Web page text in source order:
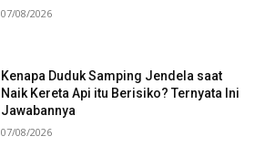
07/08/2026
Kenapa Duduk Samping Jendela saat
Naik Kereta Api itu Berisiko? Ternyata Ini
Jawabannya
07/08/2026